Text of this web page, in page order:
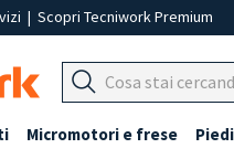
| Scopri Tecniwork Premium
Micromotori e frese Piedi